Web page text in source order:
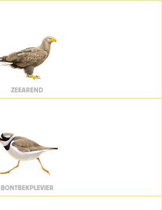
ZEEAREND
BONTBEKPLEVIER